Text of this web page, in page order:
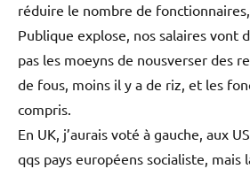
réduire le nombre de
Publique explose, nos salaires vont
pas les moeyns de nousverser des
de fous, moins il y a de riz, et les
compris.
En UK, j’aurais voté à gauche, aux
qqs pays européens socialiste,